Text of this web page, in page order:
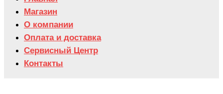
Магазин
О компании
Оплата и доставка
Сервисный Центр
Контакты